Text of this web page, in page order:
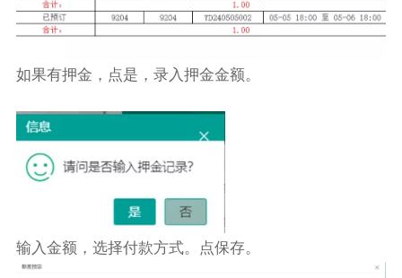
如果有押金，点是，录入押金金额。
输入金额，选择付款方式。点保存。